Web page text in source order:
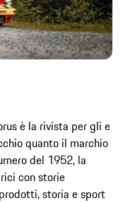
è la rivista per gli e
quanto il marchio
del 1952, la
con storie
storia e sport